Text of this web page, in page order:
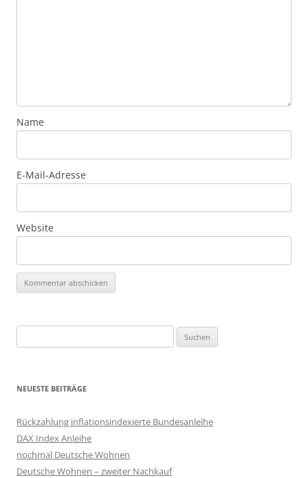
Name
E-Mail-Adresse
Website
nach:
NEUESTE BEITRÄGE
Rückzahlung inflationsindexierte Bundesanleihe
DAX Index Anleihe
nochmal Deutsche Wohnen
Deutsche Wohnen – zweiter Nachkauf